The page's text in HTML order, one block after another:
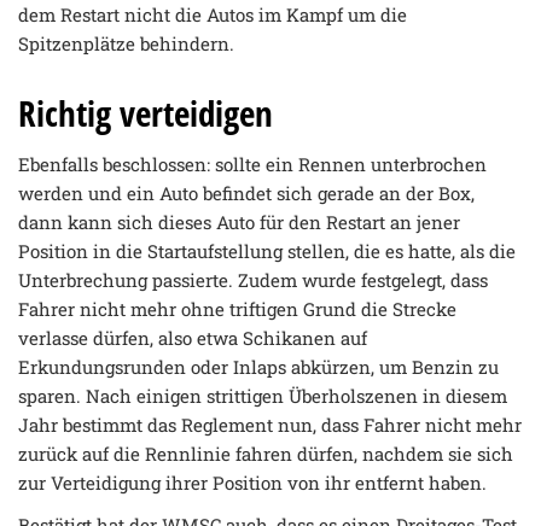
dem Restart nicht die Autos im Kampf um die
Spitzenplätze behindern.
Richtig verteidigen
Ebenfalls beschlossen: sollte ein Rennen unterbrochen
werden und ein Auto befindet sich gerade an der Box,
dann kann sich dieses Auto für den Restart an jener
Position in die Startaufstellung stellen, die es hatte, als die
Unterbrechung passierte. Zudem wurde festgelegt, dass
Fahrer nicht mehr ohne triftigen Grund die Strecke
verlasse dürfen, also etwa Schikanen auf
Erkundungsrunden oder Inlaps abkürzen, um Benzin zu
sparen. Nach einigen strittigen Überholszenen in diesem
Jahr bestimmt das Reglement nun, dass Fahrer nicht mehr
zurück auf die Rennlinie fahren dürfen, nachdem sie sich
zur Verteidigung ihrer Position von ihr entfernt haben.